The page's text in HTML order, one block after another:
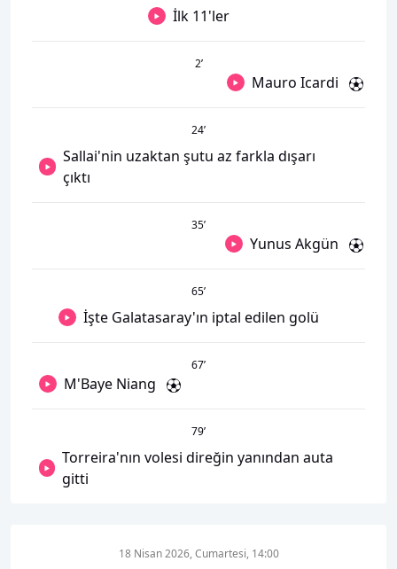
İlk 11'ler
2’
Mauro Icardi
24’
Sallai'nin uzaktan şutu az farkla dışarı
çıktı
35’
Yunus Akgün
65’
İşte Galatasaray'ın iptal edilen golü
67’
M'Baye Niang
79’
Torreira'nın volesi direğin yanından auta
gitti
18 Nisan 2026, Cumartesi, 14:00